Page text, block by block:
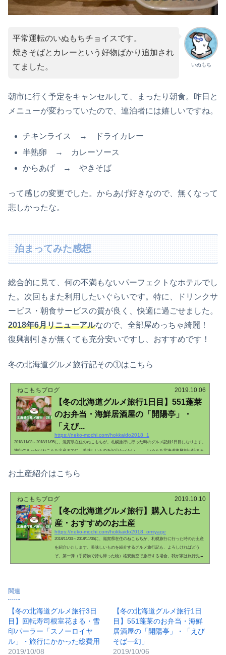
いぬもち
平常運転のいぬもちチョイスです。
焼きそばとカレーという好物ばかり追加され
てました。
朝市に行く予定をキャンセルして、まったり朝食。昨日と
メニューが変わっていたので、連泊者には嬉しいですね。
チキンライス → ドライカレー
半熟卵 → カレーソース
からあげ → やきそば
って感じの変更でした。からあげ好きなので、無くなって
悲しかったな。
泊まってみた感想
総合的に見て、何の不満もないパーフェクトなホテルでし
た。次回もまた利用したいぐらいです。特に、ドリンクサ
ービス・朝食サービスの質が良く、快適に過ごせました。
2018年6月リニューアルなので、全部屋めっちゃ綺麗！
復興割引きが無くても充分安いですし、おすすめです！
冬の北海道グルメ旅行記その①はこちら
ねこもちブログ 2019.10.06
【冬の北海道グルメ旅行1日目】551蓬莱
のお弁当・海鮮居酒屋の「開陽亭」・
「えび...
https://neko-mochi.com/hokkaido2018_1
2018/11/03～2018/11/05に、滋賀県在住のねこもちが、札幌旅行に行った時のグルメ記録1日目になります。
旅行のきっかけねこもち出産までに、美味しいものを沢山たべたい……。いぬもち北海道復興割が始まる
ラベルで予約することにしています。今回も楽天トラベルで調べてみたところ、北海道復興割のクーポン
お土産紹介はこちら
ねこもちブログ 2019.10.10
【冬の北海道グルメ旅行】購入したお土
産・おすすめのお土産
https://neko-mochi.com/hokkaido2018_omiyage
2018/11/03～2018/11/05に、滋賀県在住のねこもちが、札幌旅行に行った時のお土産
を紹介いたします。美味しいものを紹介するグルメ旅行記も、よろしければどう
ぞ。第一弾（手荷物で持ち帰った物）格安航空で旅行する場合、我が家は旅行先→
自宅へ荷物を送ることにしています。そうすることで、あまり気にせずに色々お買
関連
【冬の北海道グルメ旅行3日
目】回転寿司根室花まる・雪
印パーラー「スノーロイヤ
ル」・旅行にかかった総費用
2019/10/08
【冬の北海道グルメ旅行1日
目】551蓬莱のお弁当・海鮮
居酒屋の「開陽亭」・「えび
そば一幻」
2019/10/06